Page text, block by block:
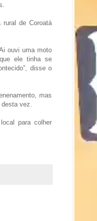
de Coroatá
ouvi uma moto
ele tinha se
disse o
mas
vez.
para colher